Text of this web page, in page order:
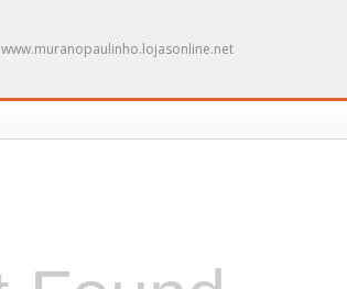
www.muranopaulinho.lojasonline.net